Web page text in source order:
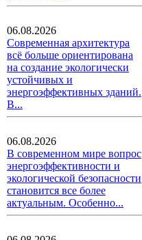
06.08.2026
Современная архитектура
всё больше ориентирована
на создание экологически
устойчивых и
энергоэффективных зданий.
В...
06.08.2026
В современном мире вопрос
энергоэффективности и
экологической безопасности
становится все более
актуальным. Особенно...